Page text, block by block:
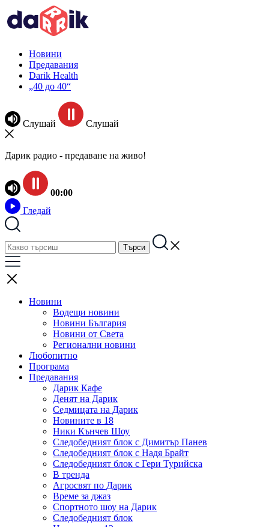
Новини
Предавания
Darik Health
„40 до 40“
Слушай Слушай
Дарик радио - предаване на живо!
00:00
Гледай
Новини
Водещи новини
Новини България
Новини от Света
Регионални новини
Любопитно
Програма
Предавания
Дарик Кафе
Денят на Дарик
Седмицата на Дарик
Новините в 18
Ники Кънчев Шоу
Следобедният блок с Димитър Панев
Следобедният блок с Надя Брайт
Следобедният блок с Гери Турийска
В тренда
Агросвят по Дарик
Време за джаз
Спортното шоу на Дарик
Следобедният блок